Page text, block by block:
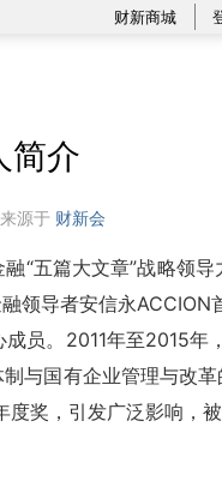
财新商城
简介
源于 财新会
“五篇大文章”战略领
领导者安信永
员。2011年至2015年
与国有企业管理与改
奖，引发广泛影响，